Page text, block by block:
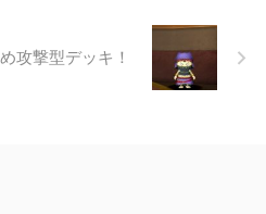
攻撃型デッキ！